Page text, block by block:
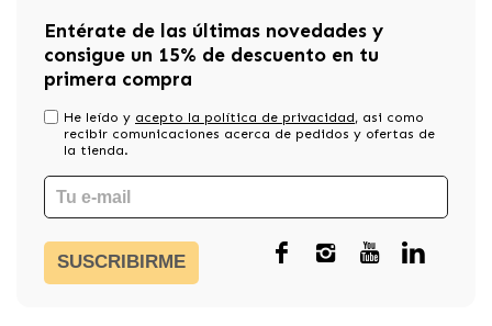
Entérate de las últimas novedades y
consigue un 15% de descuento en tu
primera compra
He leído y acepto la política de privacidad, asi como
recibir comunicaciones acerca de pedidos y ofertas de
la tienda.
SUSCRIBIRME